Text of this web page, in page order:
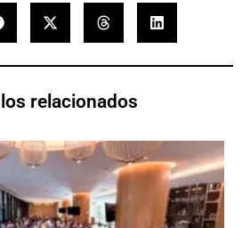
relacionados